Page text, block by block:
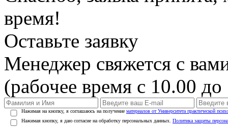
время!
Оставьте заявку
Менеджер свяжется с
(рабочее время с 10.00
Нажимая на кнопку, я соглашаюсь на получение материалов от Университета практической
Нажимая кнопку, я даю согласие на обработку персональных данных. Политика защиты